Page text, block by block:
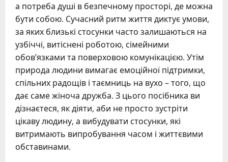
а потреба душі в безпечному просторі, де можна
бути собою. Сучасний ритм життя диктує умови,
за яких близькі стосунки часто залишаються на
узбіччі, витіснені роботою, сімейними
обов’язками та поверховою комунікацією. Утім
природа людини вимагає емоційної підтримки,
спільних радощів і таємниць на вухо – того, що
дає саме жіноча дружба. З цього посібника ви
дізнаєтеся, як діяти, аби не просто зустріти
цікаву людину, а вибудувати стосунки, які
витримають випробування часом і життєвими
обставинами.